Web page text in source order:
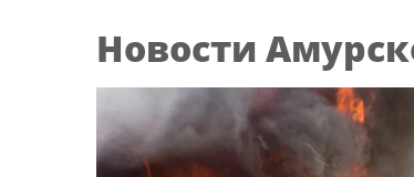
Новости